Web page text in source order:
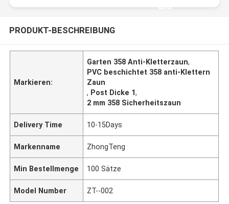
uns
PRODUKT-BESCHREIBUNG
Markieren:
Garten 358 Anti-Kletterzaun,
PVC beschichtet 358 anti-Klettern
Zaun
, Post Dicke 1,
2 mm 358 Sicherheitszaun
Delivery Time 10-15Days
Markenname ZhongTeng
Min Bestellmenge 100 Sätze
Model Number ZT--002